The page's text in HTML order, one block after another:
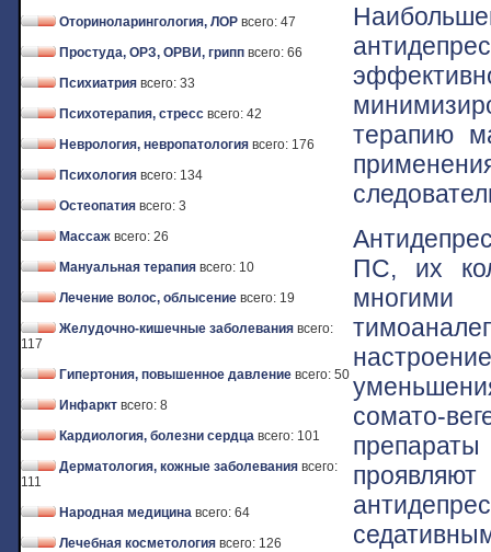
Оториноларингология, ЛОР всего: 47
Простуда, ОРЗ, ОРВИ, грипп всего: 66
Психиатрия всего: 33
Психотерапия, стресс всего: 42
Неврология, невропатология всего: 176
Психология всего: 134
Остеопатия всего: 3
Массаж всего: 26
Мануальная терапия всего: 10
Лечение волос, облысение всего: 19
Желудочно-кишечные заболевания всего:
117
Гипертония, повышенное давление всего: 50
Инфаркт всего: 8
Кардиология, болезни сердца всего: 101
Дерматология, кожные заболевания всего:
111
Народная медицина всего: 64
Лечебная косметология всего: 126
терапию
ПС, их
сомато-